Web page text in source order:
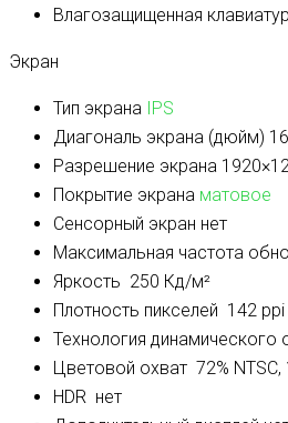
Влагозащищенная
Экран
Тип экрана IPS
Диагональ экрана (дюйм)
Разрешение экрана
Покрытие экрана матовое
Сенсорный экран нет
Максимальная частота
Яркость 250 Кд/м²
Плотность пикселей 142 ppi
Технология динамического
Цветовой охват 72% NTSC,
HDR нет